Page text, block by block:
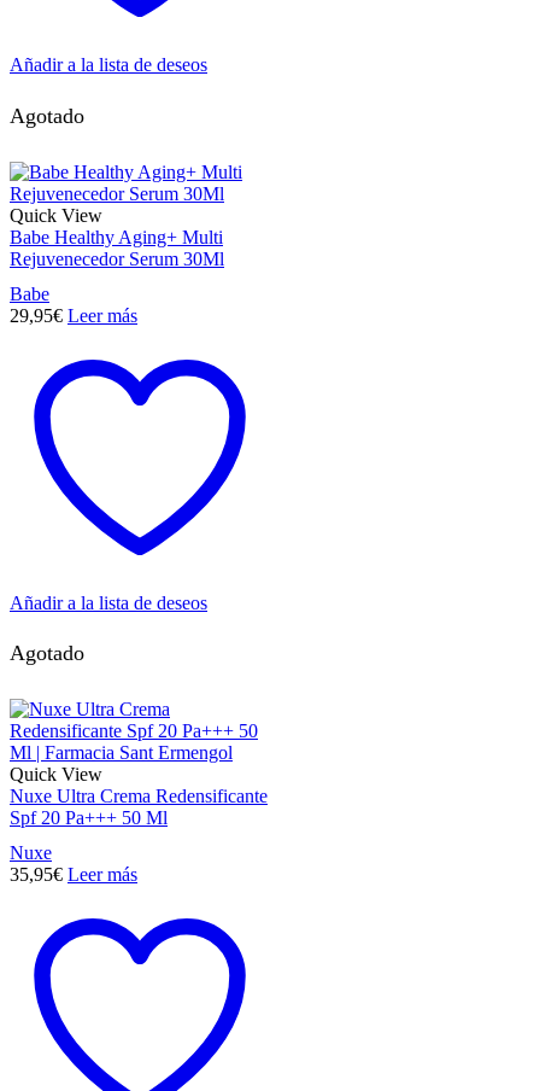
Añadir a la lista de deseos
Agotado
Quick View
Babe Healthy Aging+ Multi
Rejuvenecedor Serum 30Ml
Babe
29,95€ Leer más
Añadir a la lista de deseos
Agotado
Quick View
Nuxe Ultra Crema Redensificante
Spf 20 Pa+++ 50 Ml
Nuxe
35,95€ Leer más